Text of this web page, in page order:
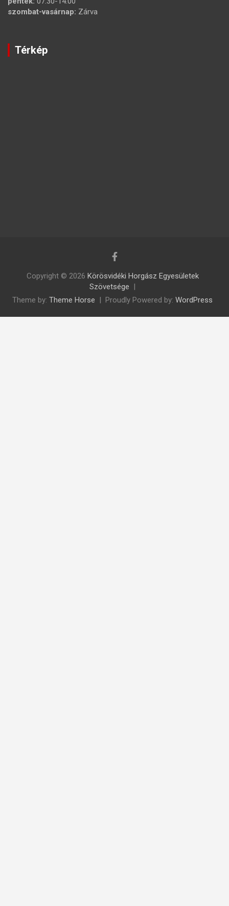
szombat-vasárnap: Zárva
Térkép
Copyright © 2026 Körösvidéki Horgász Egyesületek
Szövetsége
Theme by: Theme Horse Proudly Powered by: WordPress